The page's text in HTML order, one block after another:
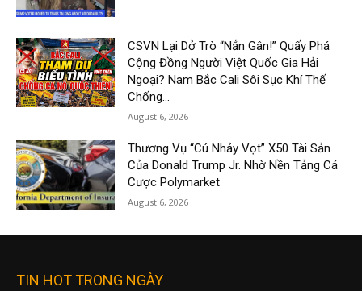
CSVN Lại Dở Trò “Nắn Gân!” Quấy Phá
Cộng Đồng Người Việt Quốc Gia Hải
Ngoại? Nam Bắc Cali Sôi Sục Khí Thế
Chống...
August 6, 2026
Thương Vụ “Cú Nhảy Vọt” X50 Tài Sản
Của Donald Trump Jr. Nhờ Nền Tảng Cá
Cược Polymarket
August 6, 2026
TIN HOT TRONG NGÀY